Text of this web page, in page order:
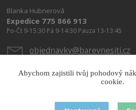
Blanka Hubnerová
Expedice 775 866 913
Po-Čt 9-15:30 Pá 9-14:30 Pauza 13-13:45
objednavky@barevnesiti.cz
Abychom zajistili tvůj pohodový
cookie.